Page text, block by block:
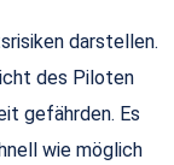
darstellen.
des Piloten
gefährden. Es
wie möglich